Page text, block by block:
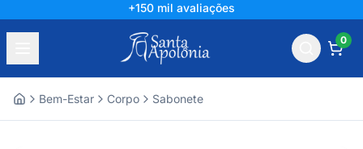
+150 mil avaliações
0
Bem-Estar Corpo Sabonete